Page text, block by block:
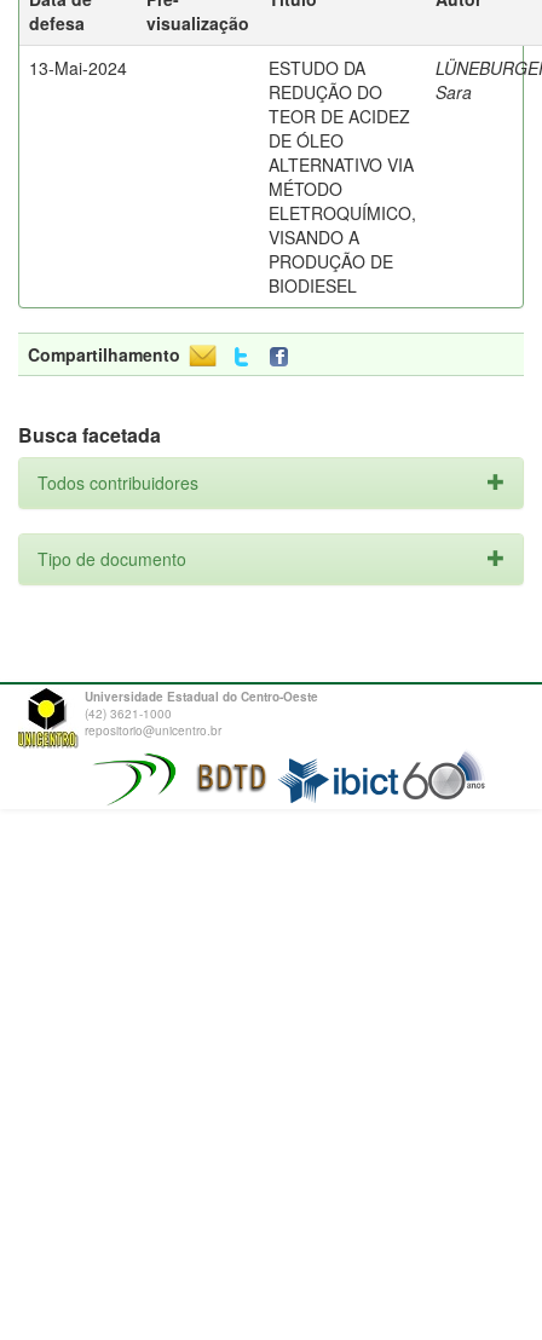
defesa
visualização
13-Mai-2024
ESTUDO DA
REDUÇÃO DO
TEOR DE ACIDEZ
DE ÓLEO
ALTERNATIVO VIA
MÉTODO
ELETROQUÍMICO,
VISANDO A
PRODUÇÃO DE
BIODIESEL
Sara
Compartilhamento
Busca facetada
Todos contribuidores
Tipo de documento
Universidade Estadual do Centro-Oeste
(42) 3621-1000
repositorio@unicentro.br